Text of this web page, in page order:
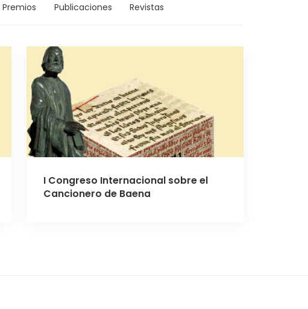
Premios Publicaciones Revistas
I Congreso Internacional sobre el
Cancionero de Baena